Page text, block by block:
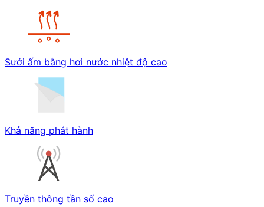
Sưởi ấm bằng hơi nước nhiệt độ cao
Khả năng phát hành
Truyền thông tần số cao